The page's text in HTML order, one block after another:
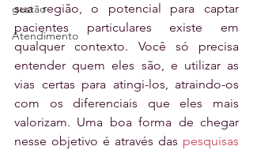
gestão
Atendimento
sua região, o potencial para captar
pacientes particulares existe em
qualquer contexto. Você só precisa
entender quem eles são, e utilizar as
vias certas para atingi-los, atraindo-os
com os diferenciais que eles mais
valorizam. Uma boa forma de chegar
nesse objetivo é através das pesquisas